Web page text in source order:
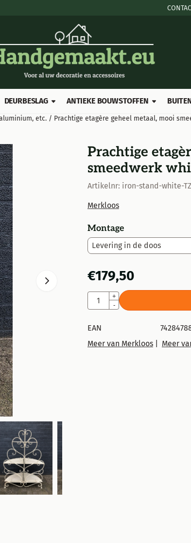
DEURBESLAG ANTIEKE BOUWSTOFFEN
etc. / Prachtige etagère geheel metaal, mooi
Prachtige
smeedwerk
Artikelnr: iron-stand-white-
Merkloos
Montage
€179,50
Aantal
+
-
EAN
Meer van Merkloos| Meer